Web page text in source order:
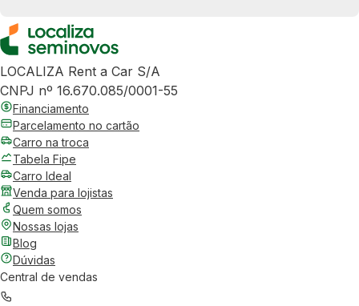
LOCALIZA Rent a Car S/A
CNPJ nº 16.670.085/0001-55
Financiamento
Parcelamento no cartão
Carro na troca
Tabela Fipe
Carro Ideal
Venda para lojistas
Quem somos
Nossas lojas
Blog
Dúvidas
Central de vendas